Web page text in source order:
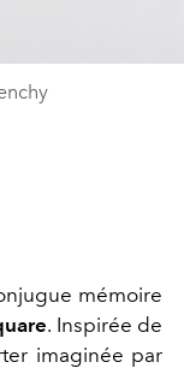
mémoire
. Inspirée de
imaginée par